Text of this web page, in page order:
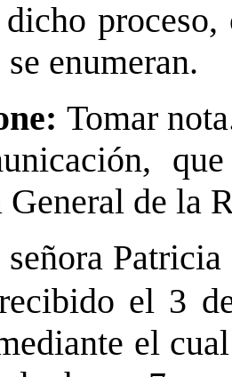
enumeran.
Tomar
General de la
el 3
el